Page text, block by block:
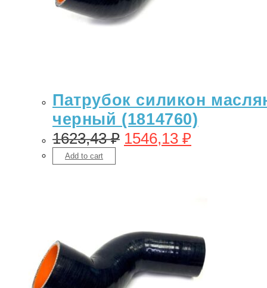
Патрубок силикон
черный (1814760)
1623,43₽ 1546,13 ₽
Add to cart